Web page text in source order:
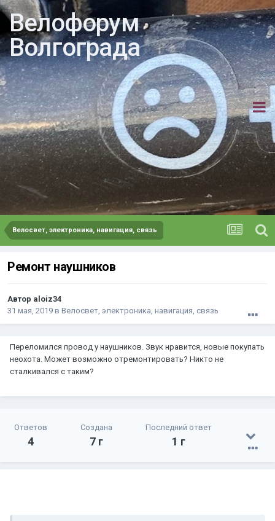
Велофорум
Волгограда
Велосвет, электроника, навигация, связь
Ремонт наушников
Автор aloiz34
31 мая, 2019 в Велосвет, электроника, навигация, связь
Переломился провод у наушников. Звук нравится, новые покупать
неохота. Может возможно отремонтировать? Никто не
сталкивался с таким?
Ответов
4
Создана
7 г
Последний ответ
1 г